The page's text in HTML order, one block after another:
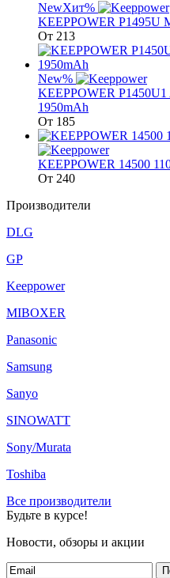
NewХит%
KEEPPOWER P1495U
От 213
New%
KEEPPOWER
1950mAh
От 185
KEEPPOWER 14500
От 240
Производители
DLG
GP
Keeppower
MIBOXER
Panasonic
Samsung
Sanyo
SINOWATT
Sony/Murata
Toshiba
Все производители
Будьте в курсе!
Новости, обзоры и акции